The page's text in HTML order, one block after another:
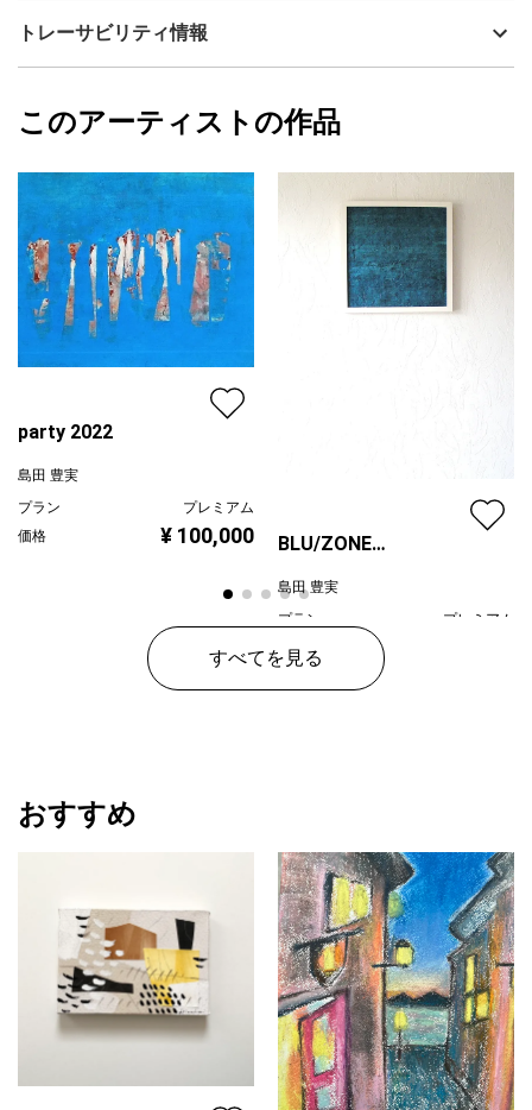
技法
アクリル
カラー
ホワイト
グレー
ジャンル
抽象画
配送目安
二週間以内
島田 豊実
フォローする
トレーサビリティ情報
島田 豊実
このアーティストの作品
party 2022
島田 豊実
プラン
プレミアム
価格
¥ 100,000
BLU/ZONE
島田 豊実
プラン
プレミアム
価格
すべてを見る
おすすめ